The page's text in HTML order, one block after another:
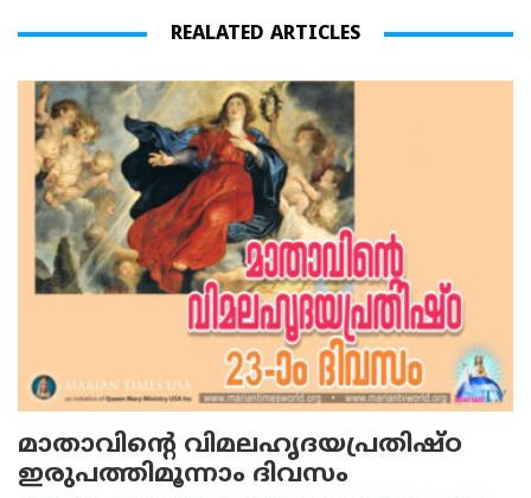
REALATED ARTICLES
മാതാവിന്റെ വിമലഹൃദയപ്രതിഷ്ഠ
ഇരുപത്തിമൂന്നാം ദിവസം